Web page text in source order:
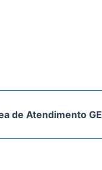
de Atendimento GE